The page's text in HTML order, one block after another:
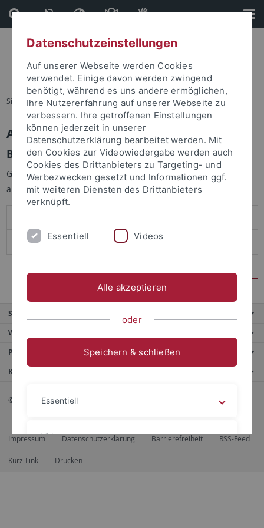
Direkt
zum
Inhalt
Direkt
zur
Fußleiste
Sie sind hier: Startseite
Anmelden
Benutzeranmeldung
Geben Sie Ihren Benutzernamen und Ihr Passwort an um sich
anzumelden:
Service
Weitere Angebote
Portale
Kontaktinfo
© 2026 Eberhard Karls Universität Tübingen, Tübingen
Impressum Datenschutzerklärung Barrierefreiheit RSS-Feed
Kurz-Link Drucken
Datenschutzeinstellungen
Auf unserer Webseite werden Cookies
verwendet. Einige davon werden zwingend
benötigt, während es uns andere ermöglichen,
Ihre Nutzererfahrung auf unserer Webseite zu
verbessern. Ihre getroffenen Einstellungen
können jederzeit in unserer
Datenschutzerklärung bearbeitet werden. Mit
den Cookies zur Videowiedergabe werden auch
Cookies des Drittanbieters zu Targeting- und
Werbezwecken gesetzt und Informationen ggf.
mit weiteren Diensten des Drittanbieters
verknüpft.
Essentiell Videos
Alle akzeptieren
oder
Speichern & schließen
Essentiell
Videos